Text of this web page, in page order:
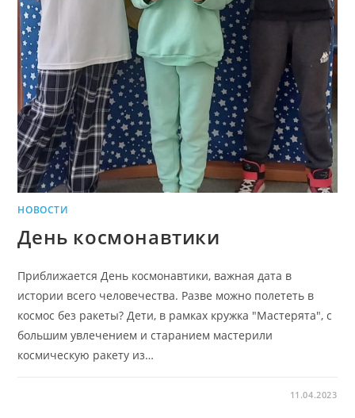
НОВОСТИ
День космонавтики
Приближается День космонавтики, важная дата в
истории всего человечества. Разве можно полететь в
космос без ракеты? Дети, в рамках кружка "Мастерята", с
большим увлечением и старанием мастерили
космическую ракету из…
11.04.2023